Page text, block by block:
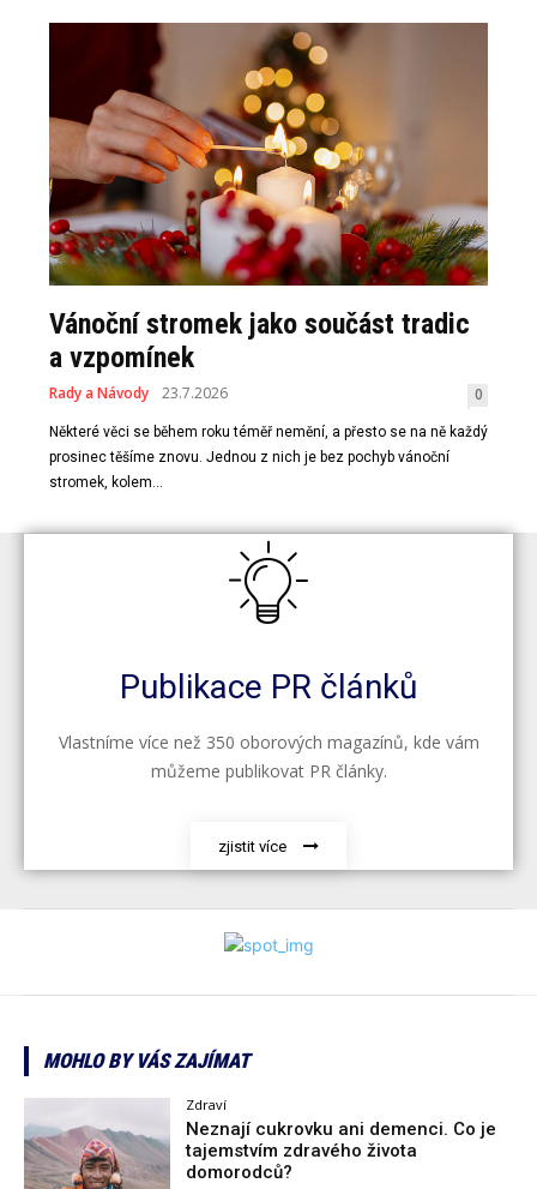
Vánoční stromek jako součást tradic
a vzpomínek
Rady a Návody 23.7.2026 0
Některé věci se během roku téměř nemění, a přesto se na ně každý
prosinec těšíme znovu. Jednou z nich je bez pochyb vánoční
stromek, kolem...
Publikace PR článků
Vlastníme více než 350 oborových magazínů, kde vám
můžeme publikovat PR články.
zjistit více
MOHLO BY VÁS ZAJÍMAT
Zdraví
Neznají cukrovku ani demenci. Co je
tajemstvím zdravého života
domorodců?